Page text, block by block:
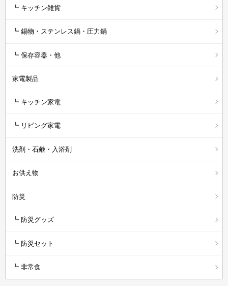
┗ キッチン雑貨
┗ 錫物・ステンレス鍋・圧力鍋
┗ 保存容器・他
家電製品
┗ キッチン家電
┗ リビング家電
洗剤・石鹸・入浴剤
お供え物
防災
┗ 防災グッズ
┗ 防災セット
┗ 非常食